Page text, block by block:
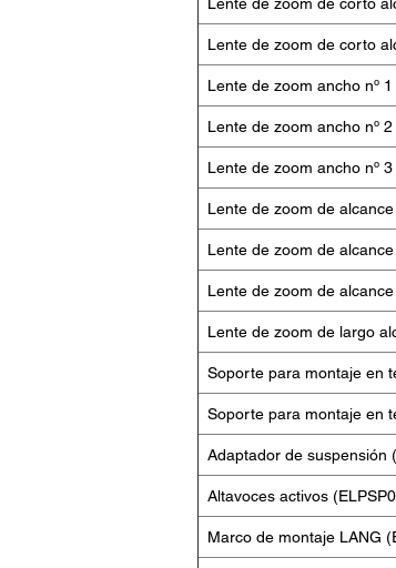
Lente de zoom de corto
Lente de zoom ancho nº
Lente de zoom ancho nº
Lente de zoom ancho nº
Lente de zoom de
Lente de zoom de
Lente de zoom de
Lente de zoom de largo
Soporte para montaje en
Soporte para montaje en
Adaptador de suspensión
Altavoces activos
Marco de montaje LANG